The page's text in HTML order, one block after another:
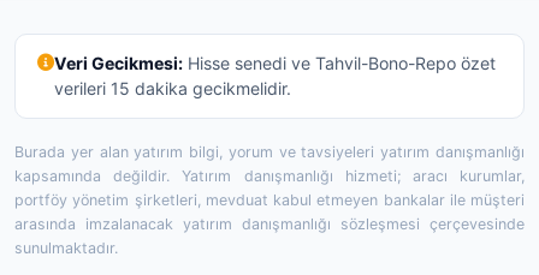
Veri Gecikmesi:Hisse senedi ve Tahvil-Bono-Repo özet
verileri 15 dakika gecikmelidir.
Burada yer alan yatırım bilgi, yorum ve tavsiyeleri yatırım danışmanlığı
kapsamında değildir. Yatırım danışmanlığı hizmeti; aracı kurumlar,
portföy yönetim şirketleri, mevduat kabul etmeyen bankalar ile müşteri
arasında imzalanacak yatırım danışmanlığı sözleşmesi çerçevesinde
sunulmaktadır.